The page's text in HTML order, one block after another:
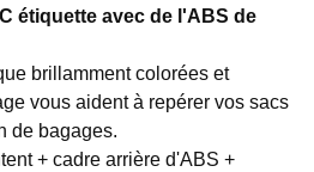
étiquette avec de l'ABS de
brillamment colorées et
vous aident à repérer vos sacs
de bagages.
+ cadre arrière d'ABS +